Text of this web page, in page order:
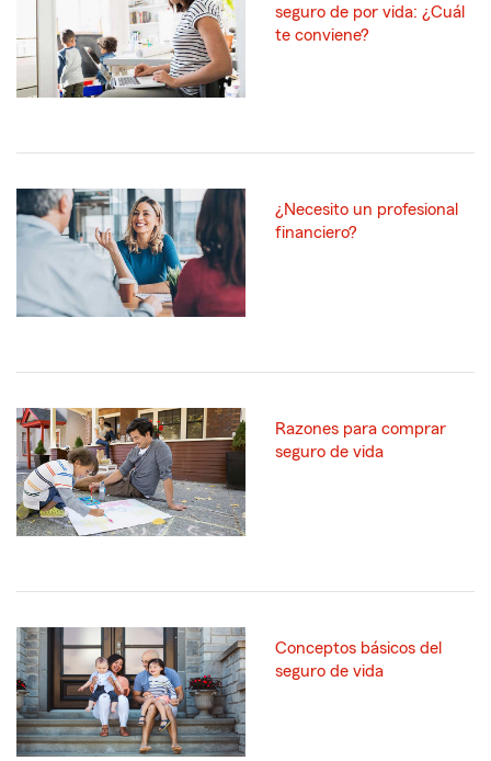
seguro de por vida: ¿Cuál
te conviene?
¿Necesito un profesional
financiero?
Razones para comprar
seguro de vida
Conceptos básicos del
seguro de vida